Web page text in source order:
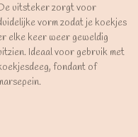
uitsteker zorgt voor
vorm zodat je koekjes
elke keer weer geweldig
Ideaal voor gebruik met
fondant of